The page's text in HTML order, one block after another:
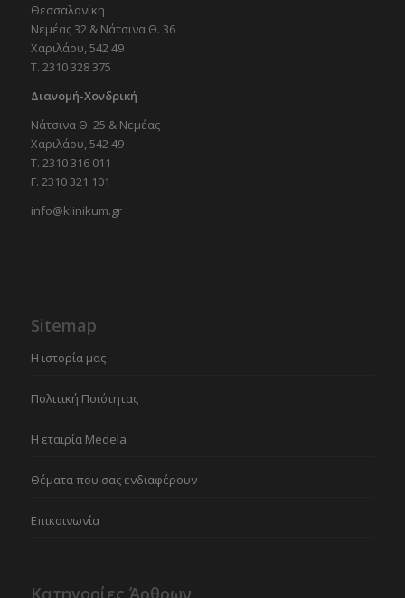
Θεσσαλονίκη
Νεμέας 32 & Νάτσινα Θ. 36
Χαριλάου, 542 49
T. 2310 328 375
Διανομή-Χονδρική
Νάτσινα Θ. 25 & Νεμέας
Χαριλάου, 542 49
T. 2310 316 011
F. 2310 321 101
info@klinikum.gr
Sitemap
Η ιστορία μας
Πολιτική Ποιότητας
Η εταιρία Medela
Θέματα που σας ενδιαφέρουν
Επικοινωνία
Κατηγορίες Άρθρων